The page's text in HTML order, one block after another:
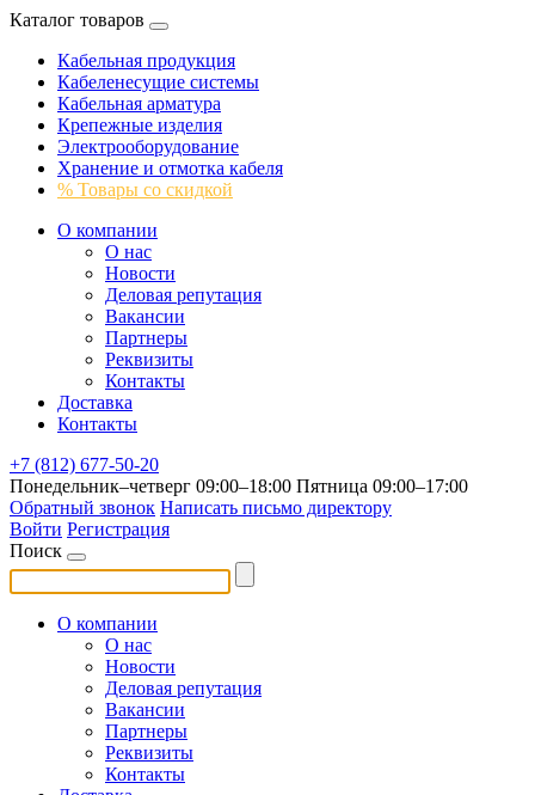
Каталог товаров
Кабельная продукция
Кабеленесущие системы
Кабельная арматура
Крепежные изделия
Электрооборудование
Хранение и отмотка кабеля
% Товары со скидкой
О компании
О нас
Новости
Деловая репутация
Вакансии
Партнеры
Реквизиты
Контакты
Доставка
Контакты
+7 (812) 677-50-20
Понедельник–четверг 09:00–18:00 Пятница 09:00–17:00
Обратный звонок Написать письмо директору
Войти Регистрация
Поиск
О компании
О нас
Новости
Деловая репутация
Вакансии
Партнеры
Реквизиты
Контакты